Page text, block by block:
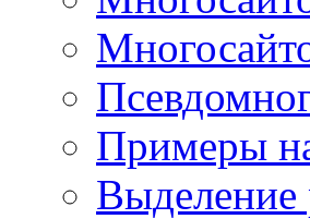
Примеры
Выделение